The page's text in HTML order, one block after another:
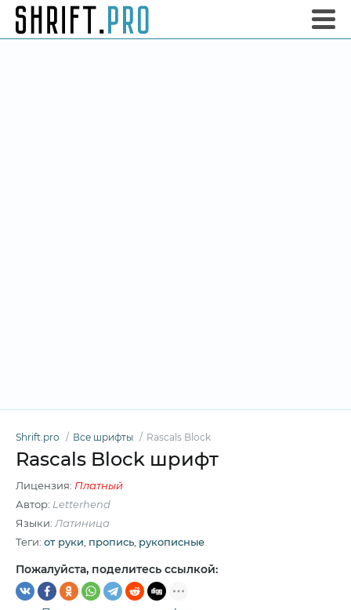
Shrift.pro Все шрифты Rascals Block
Rascals Block шрифт
Лицензия: Платный
Автор: Letterhend
Языки: Латиница
Теги: от руки пропись рукописные
Пожалуйста, поделитесь ссылкой: